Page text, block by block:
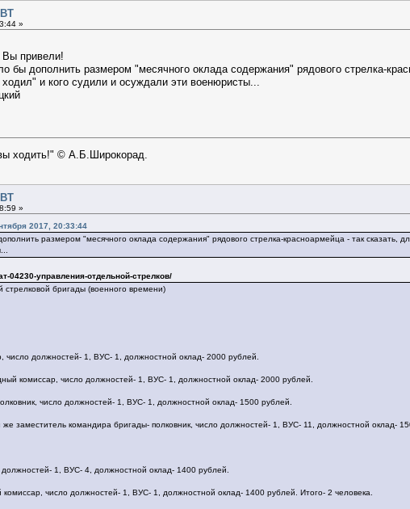
»
привели!
бы дополнить размером "месячного оклада содержания" рядового стрелка-
ходил" и кого судили и осуждали эти военюристы...
ходить!" © А.Б.Широкорад.
»
2017, 20:33:44
размером "месячного оклада содержания" рядового стрелка-красноармейца - так сказать,
04230-управления-отдельной-стрелков/
бригады (военного времени)
число должностей- 1, ВУС- 1, должностной оклад- 2000 рублей.
комиссар, число должностей- 1, ВУС- 1, должностной оклад- 2000 рублей.
число должностей- 1, ВУС- 1, должностной оклад- 1500 рублей.
заместитель командира бригады- полковник, число должностей- 1, ВУС- 11, должностной оклад-
1, ВУС- 4, должностной оклад- 1400 рублей.
число должностей- 1, ВУС- 1, должностной оклад- 1400 рублей. Итого- 2 человека.